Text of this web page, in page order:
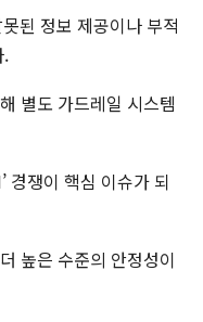
된 정보 제공이나 부적
.
별도 가드레일 시스템
경쟁이 핵심 이슈가 되
높은 수준의 안정성이